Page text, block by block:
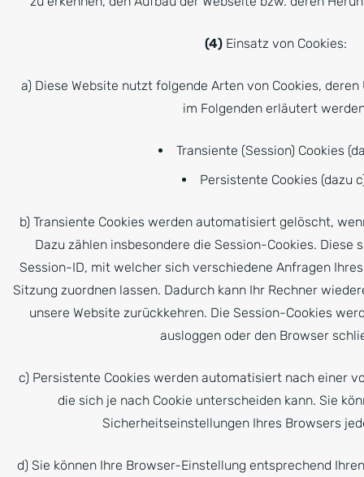
(4) Einsatz von Cookies:
a) Diese Website nutzt folgende Arten von Cookies,
im Folgenden erläutert
Transiente (Session) Cookies
Persistente Cookies (dazu
b) Transiente Cookies werden automatisiert gelöscht,
Dazu zählen insbesondere die Session-Cookies. Diese
Session-ID, mit welcher sich verschiedene Anfragen
Sitzung zuordnen lassen. Dadurch kann Ihr Rechner
unsere Website zurückkehren. Die Session-Cookies
ausloggen oder den Browser
c) Persistente Cookies werden automatisiert nach einer
die sich je nach Cookie unterscheiden kann. Sie
Sicherheitseinstellungen Ihres Browsers
d) Sie können Ihre Browser-Einstellung entsprechend